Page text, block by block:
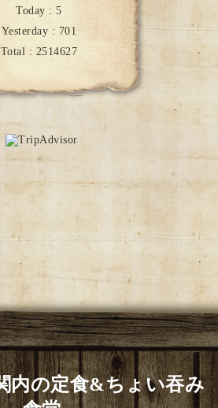
Today :5
Yesterday : 701
Total : 2514627
内の定食&ちょい吞み